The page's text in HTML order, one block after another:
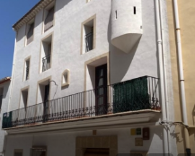
€595.000